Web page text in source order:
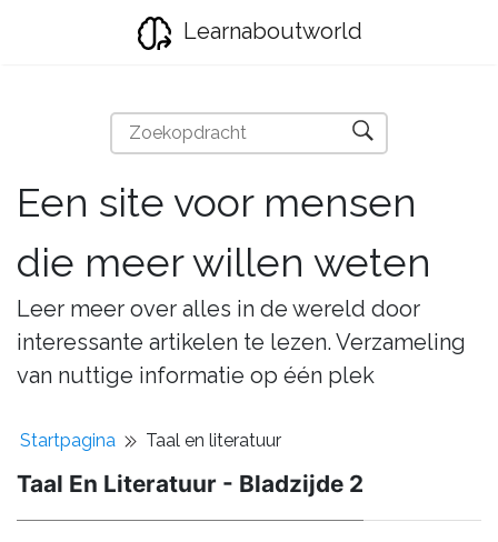
Learnaboutworld
Een site voor mensen
die meer willen weten
Leer meer over alles in de wereld door
interessante artikelen te lezen. Verzameling
van nuttige informatie op één plek
Startpagina Taal en literatuur
Taal En Literatuur - Bladzijde 2